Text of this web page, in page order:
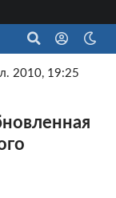
2010, 19:25